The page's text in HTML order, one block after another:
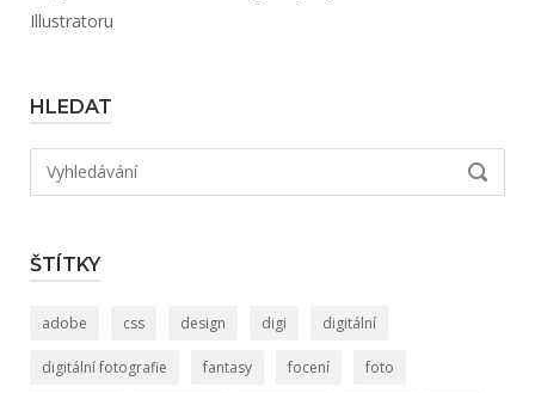
Illustratoru
HLEDAT
Hledat:
ŠTÍTKY
adobe css design digi digitální
digitální fotografie fantasy focení foto